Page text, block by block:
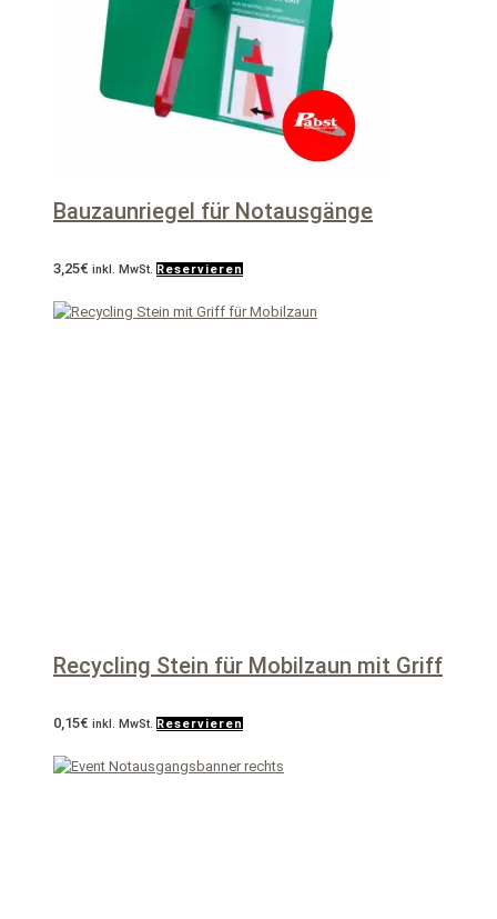
Bauzaunriegel für Notausgänge
3,25€ inkl. MwSt. Reservieren
Recycling Stein für Mobilzaun mit Griff
0,15€ inkl. MwSt. Reservieren